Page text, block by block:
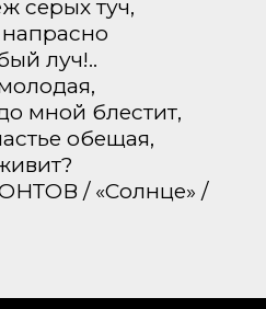
серых туч,
луч!..
мной блестит,
обещая,
/ «Солнце» /